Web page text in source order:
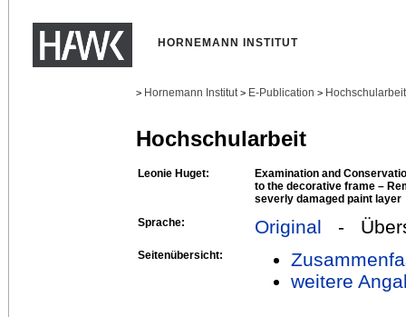
HORNEMANN INSTITUT
> Hornemann Institut > E-Publication >
Hochschularbeit
Leonie Huget:
Examination and
to the decorative frame –
severly damaged paint layer
Sprache:
Original -
Seitenübersicht:
weitere